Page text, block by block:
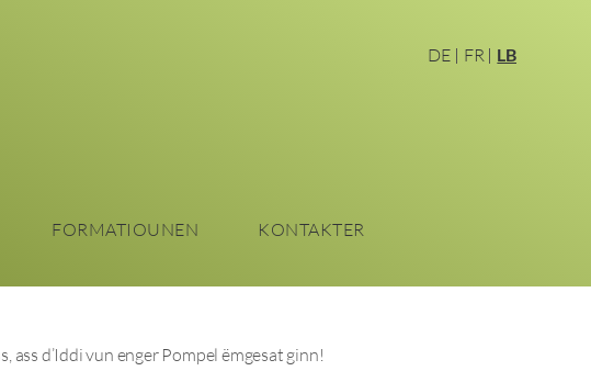
DE FR LB
FORMATIOUNEN KONTAKTER
d’Iddi vun enger Pompel ëmgesat ginn!